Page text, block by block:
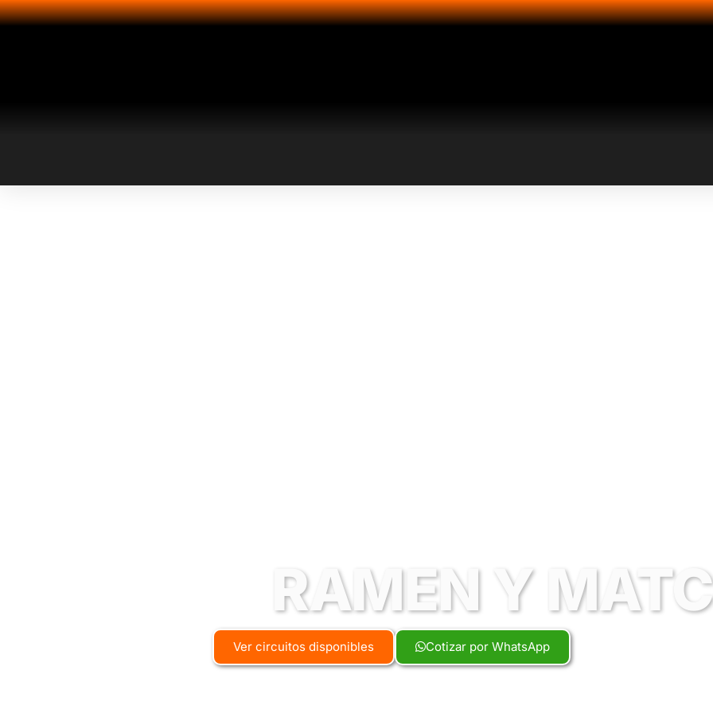
RAMEN Y
Ver circuitos disponibles Cotizar por WhatsApp